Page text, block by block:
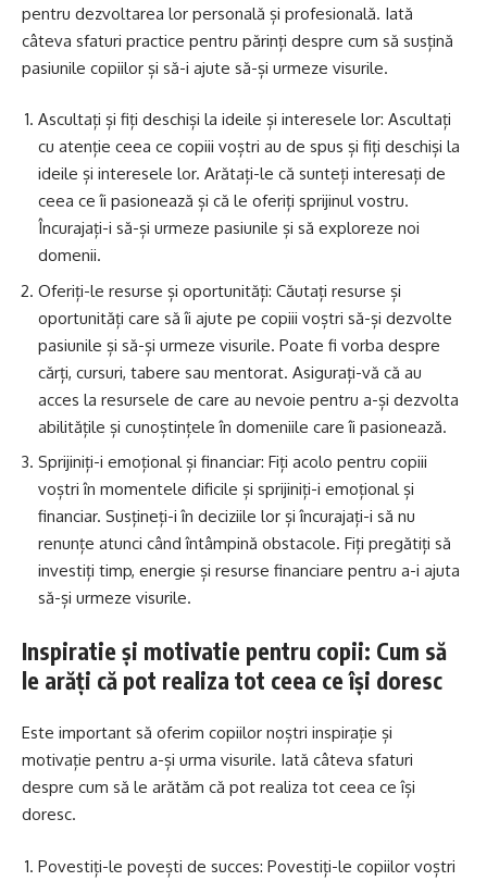
pentru dezvoltarea lor personală și profesională. Iată
câteva sfaturi practice pentru părinți despre cum să susțină
pasiunile copiilor și să-i ajute să-și urmeze visurile.
Ascultați și fiți deschiși la ideile și interesele lor: Ascultați
cu atenție ceea ce copiii voștri au de spus și fiți deschiși la
ideile și interesele lor. Arătați-le că sunteți interesați de
ceea ce îi pasionează și că le oferiți sprijinul vostru.
Încurajați-i să-și urmeze pasiunile și să exploreze noi
domenii.
Oferiți-le resurse și oportunități: Căutați resurse și
oportunități care să îi ajute pe copiii voștri să-și dezvolte
pasiunile și să-și urmeze visurile. Poate fi vorba despre
cărți, cursuri, tabere sau mentorat. Asigurați-vă că au
acces la resursele de care au nevoie pentru a-și dezvolta
abilitățile și cunoștințele în domeniile care îi pasionează.
Sprijiniți-i emoțional și financiar: Fiți acolo pentru copiii
voștri în momentele dificile și sprijiniți-i emoțional și
financiar. Susțineți-i în deciziile lor și încurajați-i să nu
renunțe atunci când întâmpină obstacole. Fiți pregătiți să
investiți timp, energie și resurse financiare pentru a-i ajuta
să-și urmeze visurile.
Inspiratie și motivatie pentru copii: Cum să
le arăți că pot realiza tot ceea ce își doresc
Este important să oferim copiilor noștri inspirație și
motivație pentru a-și urma visurile. Iată câteva sfaturi
despre cum să le arătăm că pot realiza tot ceea ce își
doresc.
Povestiți-le povești de succes: Povestiți-le copiilor voștri